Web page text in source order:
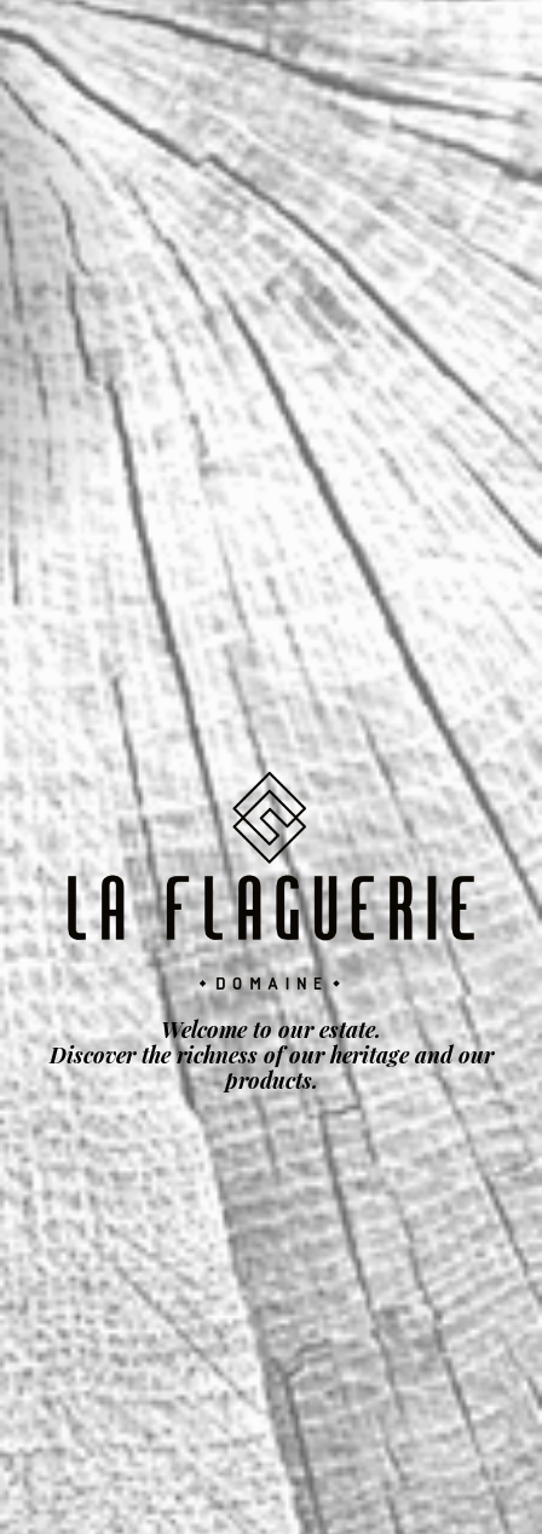
Welcome to our estate.
Discover the richness of our heritage and our
products.